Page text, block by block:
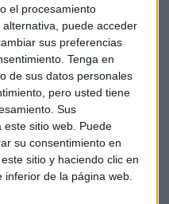
el procesamiento
puede acceder
sus preferencias
Tenga en
de sus datos personales
pero usted tiene
Sus
este sitio web. Puede
su consentimiento en
sitio y haciendo clic en
inferior de la página web.
ante una vieja batalla
electrónico que sospecho
en el Congreso, en el
estados harán
Trump a favor de los